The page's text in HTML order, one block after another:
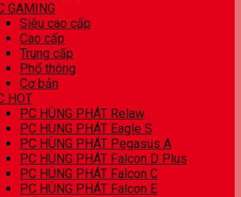
GAMING
Siêu cao cấp
Cao cấp
Trung cấp
Phổ thông
Cơ bản
HOT
PC HÙNG PHÁT Relaw
PC HÙNG PHÁT Eagle S
PC HÙNG PHÁT Pegasus A
PC HÙNG PHÁT Falcon D Plus
PC HÙNG PHÁT Falcon C
PC HÙNG PHÁT Falcon E